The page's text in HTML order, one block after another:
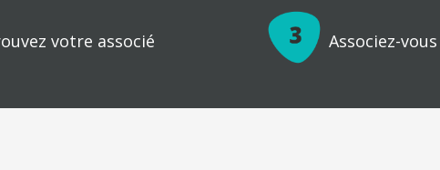
votre associé Associez-vous